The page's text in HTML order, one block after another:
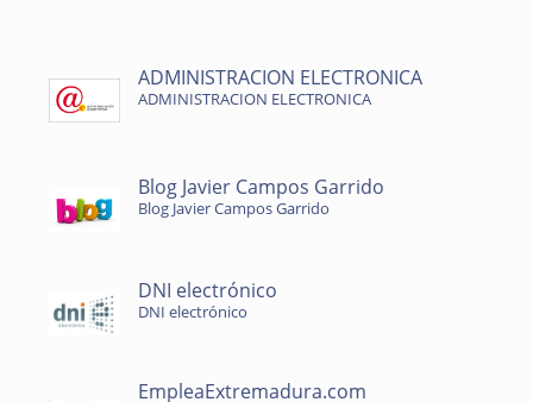
ADMINISTRACION ELECTRONICA
ADMINISTRACION ELECTRONICA
Blog Javier Campos Garrido
Blog Javier Campos Garrido
DNI electrónico
DNI electrónico
EmpleaExtremadura.com